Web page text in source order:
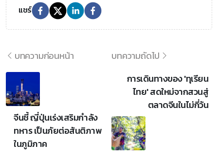
แชร์
บทความก่อนหน้า
จีนชี้ ญี่ปุ่นเร่งเสริมกำลัง
ทหาร เป็นภัยต่อสันติภาพ
ในภูมิภาค
บทความถัดไป
การเดินทางของ 'ทุเรียน
ไทย' สดใหม่จากสวนสู่
ตลาดจีนในไม่กี่วัน